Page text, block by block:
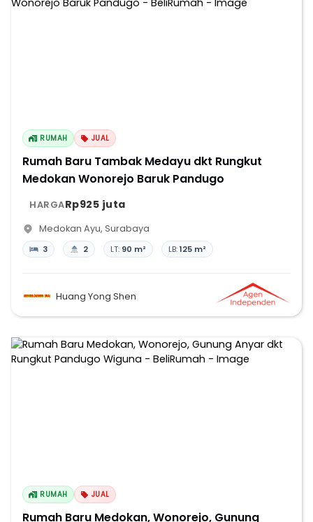
RUMAH JUAL
Rumah Baru Tambak Medayu dkt Rungkut
Medokan Wonorejo Baruk Pandugo
HARGARp925 juta
Medokan Ayu, Surabaya
3 2 LT: 90 m² LB:125 m²
Huang Yong Shen
RUMAH JUAL
Rumah Baru Medokan, Wonorejo, Gunung